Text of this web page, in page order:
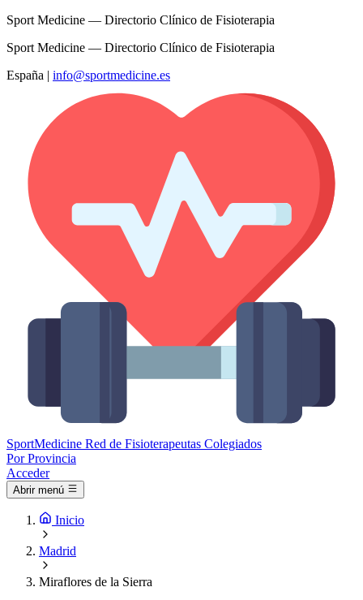
Sport Medicine — Directorio Clínico de Fisioterapia
Sport Medicine — Directorio Clínico de Fisioterapia
España | info@sportmedicine.es
SportMedicine Red de Fisioterapeutas Colegiados
Por Provincia
Acceder
Abrir menú
Inicio
Madrid
Miraflores de la Sierra